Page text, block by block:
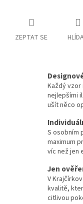
ZEPTAT SE
Každý vzor
nejlepšími
ušít něco
S osobním
maximum
víc než jen
Jen
V
kvalitě,
citlivou